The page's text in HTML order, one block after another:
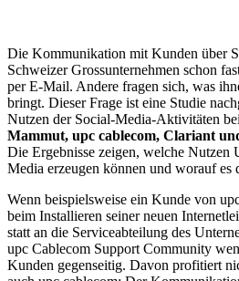
Die Kommunikation mit Kunden über
Schweizer Grossunternehmen schon
per E-Mail. Andere fragen sich, was
bringt. Dieser Frage ist eine Studie
Nutzen der Social-Media-Aktivitäten bei
Mammut, upc cablecom, Clariant
Die Ergebnisse zeigen, welche Nutzen
Media erzeugen können und worauf es
Wenn beispielsweise ein Kunde von
beim Installieren seiner neuen
statt an die Serviceabteilung des
upc Cablecom Support Community
Kunden gegenseitig. Davon profitiert